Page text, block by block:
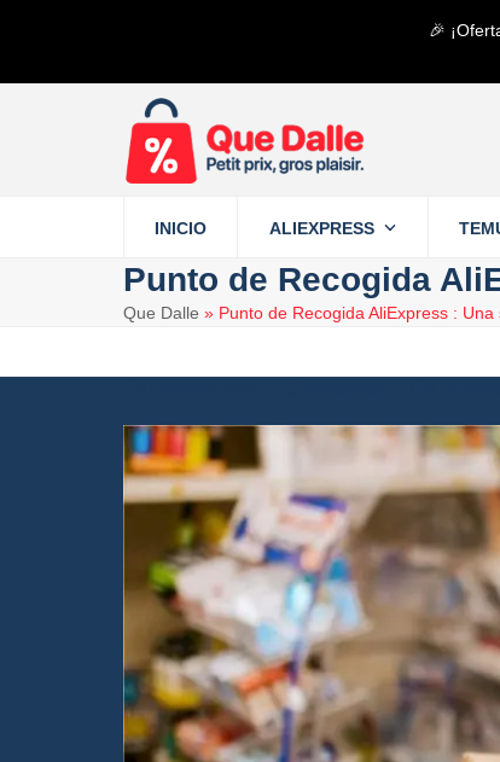
contenido
🎉
INICIO ALIEXPRESS
Punto de Recogida
Que Dalle » Punto de Recogida AliExpress :